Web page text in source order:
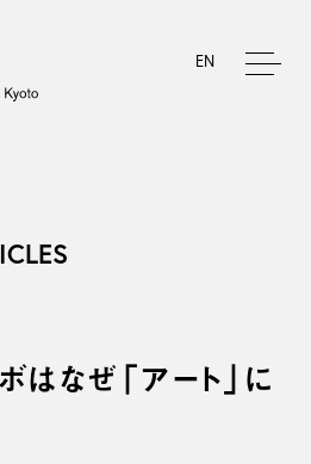
EN
はなぜ「アート」に